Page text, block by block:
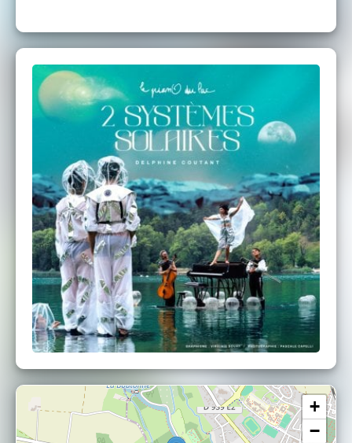
HORAIRES
Ouverture de la billetterie sur place à 19h.
Spectacle à 20h, d'une durée d'1h15.
INFOS PRATIQUES
- Fléchage depuis les parkings.
- En cas de petite pluie le concert est
maintenu. A vos parapluies!
- Placement libre. Pensez à amener votre « kit
confort » (coussin, plaid, siège pliant...)
- N'hésitez pas à ramener votre pique-nique.
Petite restauration possible sur la plupart des
lieux de jeu, renseignez-vous.
- Application des consignes gouvernementales
en vigueur le jour du spectacle.
Crédits:
+
−